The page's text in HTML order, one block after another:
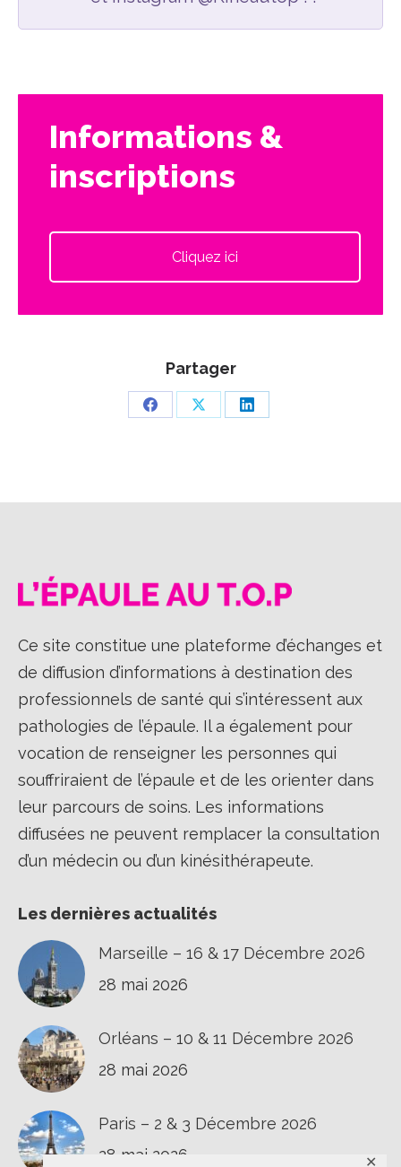
✕
Informations &
inscriptions
Cliquez ici
Partager
PartagerPartagerPartager
Ce site constitue une plateforme d’échanges et
de diffusion d’informations à destination des
professionnels de santé qui s’intéressent aux
pathologies de l’épaule. Il a également pour
vocation de renseigner les personnes qui
souffriraient de l’épaule et de les orienter dans
leur parcours de soins. Les informations
diffusées ne peuvent remplacer la consultation
d’un médecin ou d’un kinésithérapeute.
Les dernières actualités
Marseille – 16 & 17 Décembre 2026
28 mai 2026
Orléans – 10 & 11 Décembre 2026
28 mai 2026
Paris – 2 & 3 Décembre 2026
28 mai 2026